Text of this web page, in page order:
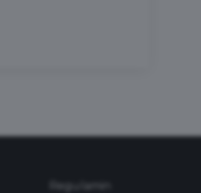
Regulamin